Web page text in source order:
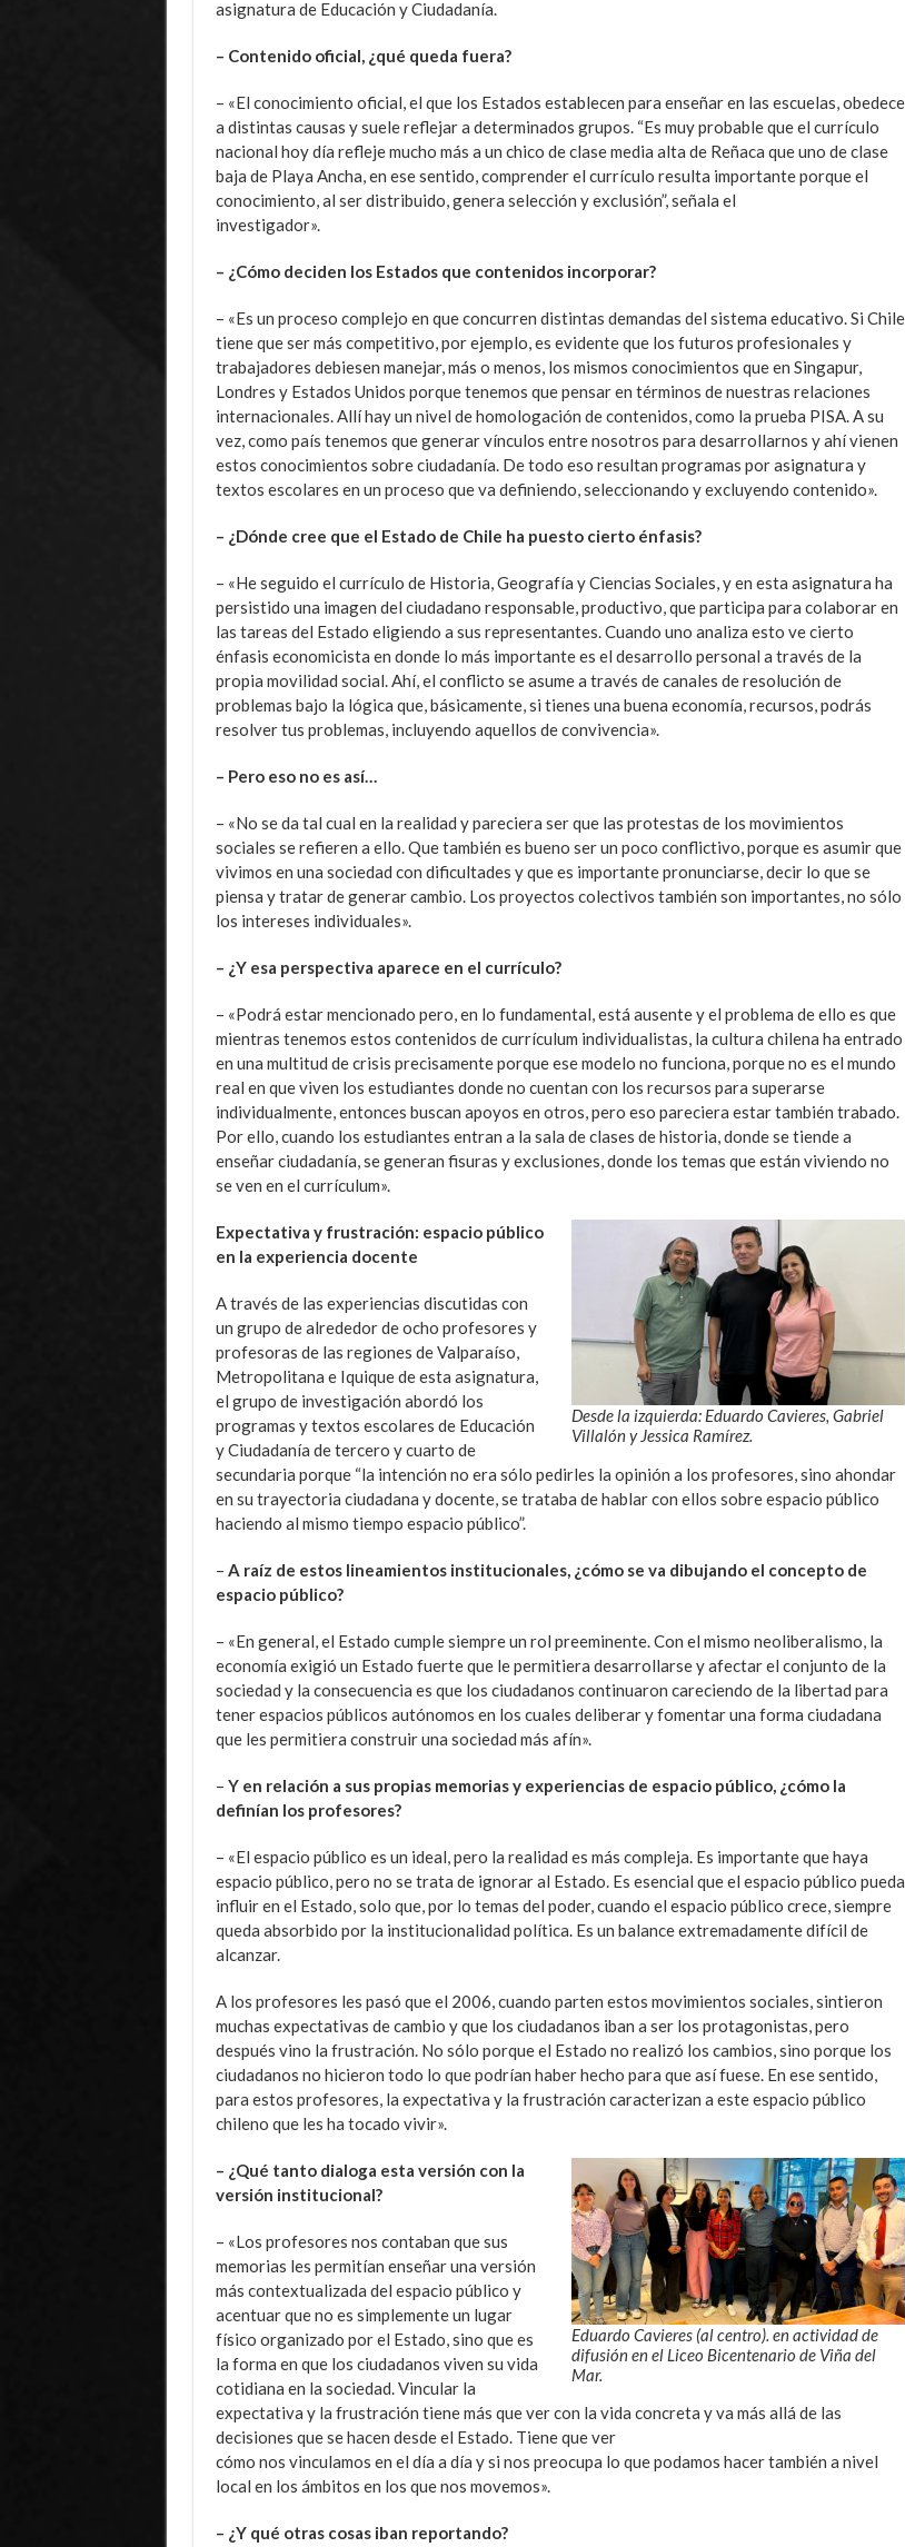
asignatura de Educación y Ciudadanía.
– Contenido oficial, ¿qué queda fuera?
– «El conocimiento oficial, el que los Estados establecen para enseñar en las escuelas, obedece
a distintas causas y suele reflejar a determinados grupos. “Es muy probable que el currículo
nacional hoy día refleje mucho más a un chico de clase media alta de Reñaca que uno de clase
baja de Playa Ancha, en ese sentido, comprender el currículo resulta importante porque el
conocimiento, al ser distribuido, genera selección y exclusión”, señala el
investigador».
– ¿Cómo deciden los Estados que contenidos incorporar?
– «Es un proceso complejo en que concurren distintas demandas del sistema educativo. Si Chile
tiene que ser más competitivo, por ejemplo, es evidente que los futuros profesionales y
trabajadores debiesen manejar, más o menos, los mismos conocimientos que en Singapur,
Londres y Estados Unidos porque tenemos que pensar en términos de nuestras relaciones
internacionales. Allí hay un nivel de homologación de contenidos, como la prueba PISA. A su
vez, como país tenemos que generar vínculos entre nosotros para desarrollarnos y ahí vienen
estos conocimientos sobre ciudadanía. De todo eso resultan programas por asignatura y
textos escolares en un proceso que va definiendo, seleccionando y excluyendo contenido».
– ¿Dónde cree que el Estado de Chile ha puesto cierto énfasis?
– «He seguido el currículo de Historia, Geografía y Ciencias Sociales, y en esta asignatura ha
persistido una imagen del ciudadano responsable, productivo, que participa para colaborar en
las tareas del Estado eligiendo a sus representantes. Cuando uno analiza esto ve cierto
énfasis economicista en donde lo más importante es el desarrollo personal a través de la
propia movilidad social. Ahí, el conflicto se asume a través de canales de resolución de
problemas bajo la lógica que, básicamente, si tienes una buena economía, recursos, podrás
resolver tus problemas, incluyendo aquellos de convivencia».
– Pero eso no es así…
– «No se da tal cual en la realidad y pareciera ser que las protestas de los movimientos
sociales se refieren a ello. Que también es bueno ser un poco conflictivo, porque es asumir que
vivimos en una sociedad con dificultades y que es importante pronunciarse, decir lo que se
piensa y tratar de generar cambio. Los proyectos colectivos también son importantes, no sólo
los intereses individuales».
– ¿Y esa perspectiva aparece en el currículo?
– «Podrá estar mencionado pero, en lo fundamental, está ausente y el problema de ello es que
mientras tenemos estos contenidos de currículum individualistas, la cultura chilena ha entrado
en una multitud de crisis precisamente porque ese modelo no funciona, porque no es el mundo
real en que viven los estudiantes donde no cuentan con los recursos para superarse
individualmente, entonces buscan apoyos en otros, pero eso pareciera estar también trabado.
Por ello, cuando los estudiantes entran a la sala de clases de historia, donde se tiende a
enseñar ciudadanía, se generan fisuras y exclusiones, donde los temas que están viviendo no
se ven en el currículum».
Desde la izquierda: Eduardo Cavieres, Gabriel
Villalón y Jessica Ramírez.
Expectativa y frustración: espacio público
en la experiencia docente
A través de las experiencias discutidas con
un grupo de alrededor de ocho profesores y
profesoras de las regiones de Valparaíso,
Metropolitana e Iquique de esta asignatura,
el grupo de investigación abordó los
programas y textos escolares de Educación
y Ciudadanía de tercero y cuarto de
secundaria porque “la intención no era sólo pedirles la opinión a los profesores, sino ahondar
en su trayectoria ciudadana y docente, se trataba de hablar con ellos sobre espacio público
haciendo al mismo tiempo espacio público”.
– A raíz de estos lineamientos institucionales, ¿cómo se va dibujando el concepto de
espacio público?
– «En general, el Estado cumple siempre un rol preeminente. Con el mismo neoliberalismo, la
economía exigió un Estado fuerte que le permitiera desarrollarse y afectar el conjunto de la
sociedad y la consecuencia es que los ciudadanos continuaron careciendo de la libertad para
tener espacios públicos autónomos en los cuales deliberar y fomentar una forma ciudadana
que les permitiera construir una sociedad más afín».
– Y en relación a sus propias memorias y experiencias de espacio público, ¿cómo la
definían los profesores?
– «El espacio público es un ideal, pero la realidad es más compleja. Es importante que haya
espacio público, pero no se trata de ignorar al Estado. Es esencial que el espacio público pueda
influir en el Estado, solo que, por lo temas del poder, cuando el espacio público crece, siempre
queda absorbido por la institucionalidad política. Es un balance extremadamente difícil de
alcanzar.
A los profesores les pasó que el 2006, cuando parten estos movimientos sociales, sintieron
muchas expectativas de cambio y que los ciudadanos iban a ser los protagonistas, pero
después vino la frustración. No sólo porque el Estado no realizó los cambios, sino porque los
ciudadanos no hicieron todo lo que podrían haber hecho para que así fuese. En ese sentido,
para estos profesores, la expectativa y la frustración caracterizan a este espacio público
chileno que les ha tocado vivir».
Eduardo Cavieres (al centro). en actividad de
difusión en el Liceo Bicentenario de Viña del
Mar.
– ¿Qué tanto dialoga esta versión con la
versión institucional?
– «Los profesores nos contaban que sus
memorias les permitían enseñar una versión
más contextualizada del espacio público y
acentuar que no es simplemente un lugar
físico organizado por el Estado, sino que es
la forma en que los ciudadanos viven su vida
cotidiana en la sociedad. Vincular la
expectativa y la frustración tiene más que ver con la vida concreta y va más allá de las
decisiones que se hacen desde el Estado. Tiene que ver
cómo nos vinculamos en el día a día y si nos preocupa lo que podamos hacer también a nivel
local en los ámbitos en los que nos movemos».
– ¿Y qué otras cosas iban reportando?